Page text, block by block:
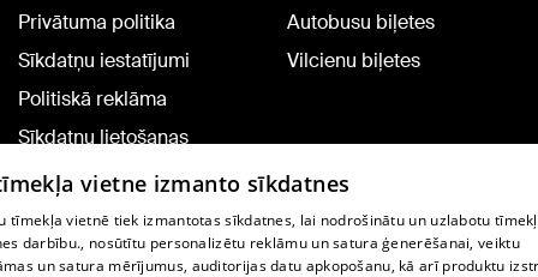
Privātuma politika
Sīkdatņu iestatījumi
Politiskā reklāma
Sīkdatņu lietošanas
noteikumi
Komentāru pievienošana
Autobusu biļetes
Vilcienu biļetes
TV programma
vietne izmanto sīkdatnes
tīmekļa vietnē tiek izmantotas sīkdatnes, lai nodrošinātu un uzlabotu
darbību., nosūtītu personalizētu reklāmu un satura ģenerēšanai, veiktu
un satura mērījumus, auditorijas datu apkopošanu, kā arī produktu